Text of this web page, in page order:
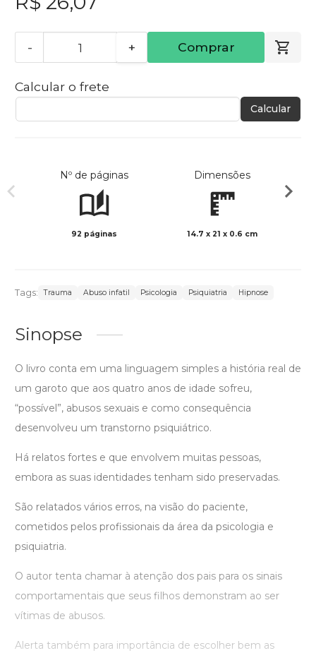
- + Comprar
Calcular o frete
Calcular
Nº de páginas
92 páginas
Dimensões
14.7 x 21 x 0.6 cm
Tags: Trauma Abuso infatil Psicologia Psiquiatria Hipnose
Sinopse
O livro conta em uma linguagem simples a história real de
um garoto que aos quatro anos de idade sofreu,
“possível”, abusos sexuais e como consequência
desenvolveu um transtorno psiquiátrico.
Há relatos fortes e que envolvem muitas pessoas,
embora as suas identidades tenham sido preservadas.
São relatados vários erros, na visão do paciente,
cometidos pelos profissionais da área da psicologia e
psiquiatria.
O autor tenta chamar à atenção dos pais para os sinais
comportamentais que seus filhos demonstram ao ser
vítimas de abusos.
Alerta também para importância de escolher bem as